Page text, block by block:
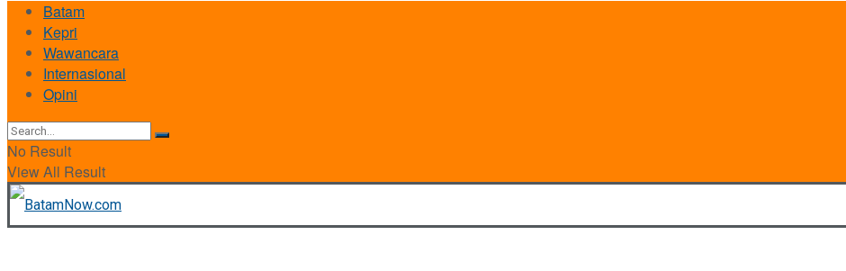
Batam
Kepri
Wawancara
Internasional
Opini
No Result
View All Result